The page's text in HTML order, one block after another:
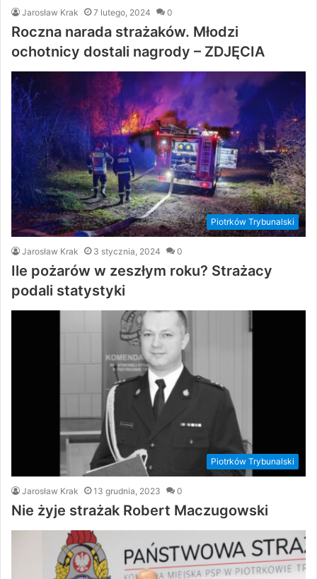
Jarosław Krak 7 lutego, 2024 0
Roczna narada strażaków. Młodzi
ochotnicy dostali nagrody – ZDJĘCIA
Piotrków Trybunalski
Jarosław Krak 3 stycznia, 2024 0
Ile pożarów w zeszłym roku? Strażacy
podali statystyki
Piotrków Trybunalski
Jarosław Krak 13 grudnia, 2023 0
Nie żyje strażak Robert Maczugowski